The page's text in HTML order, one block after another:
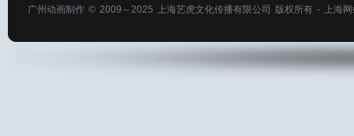
广州动画制作 © 2009～2025 上海艺虎文化传播有限公司 版权所有 - 上海